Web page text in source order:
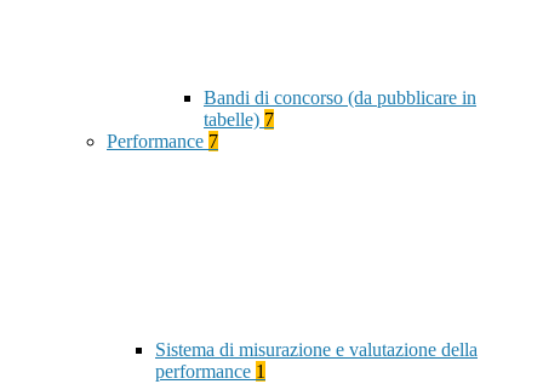
Bandi di concorso (da pubblicare in
tabelle) 7
Performance 7
Sistema di misurazione e valutazione della
performance 1